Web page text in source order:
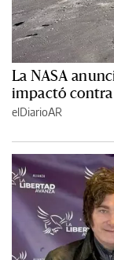
La NASA
impactó
elDiarioAR